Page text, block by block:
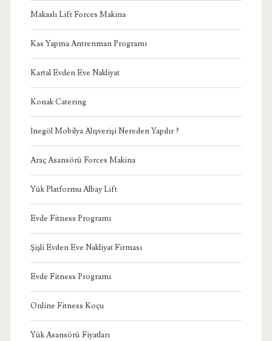
Makaslı Lift Forces Makina
Kas Yapma Antrenman Programı
Kartal Evden Eve Nakliyat
Konak Catering
İnegöl Mobilya Alışverişi Nereden Yapılır ?
Araç Asansörü Forces Makina
Yük Platformu Albay Lift
Evde Fitness Programı
Şişli Evden Eve Nakliyat Firması
Evde Fitness Programı
Online Fitness Koçu
Yük Asansörü Fiyatları